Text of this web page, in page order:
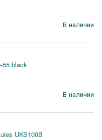
В наличии
55 black
В наличии
UKS100B